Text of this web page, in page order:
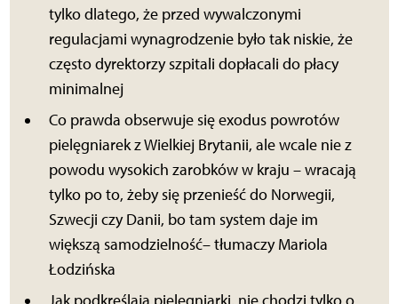
tylko dlatego, że przed wywalczonymi
regulacjami wynagrodzenie było tak niskie, że
często dyrektorzy szpitali dopłacali do płacy
minimalnej
Co prawda obserwuje się exodus powrotów
pielęgniarek z Wielkiej Brytanii, ale wcale nie z
powodu wysokich zarobków w kraju – wracają
tylko po to, żeby się przenieść do Norwegii,
Szwecji czy Danii, bo tam system daje im
większą samodzielność– tłumaczy Mariola
Łodzińska